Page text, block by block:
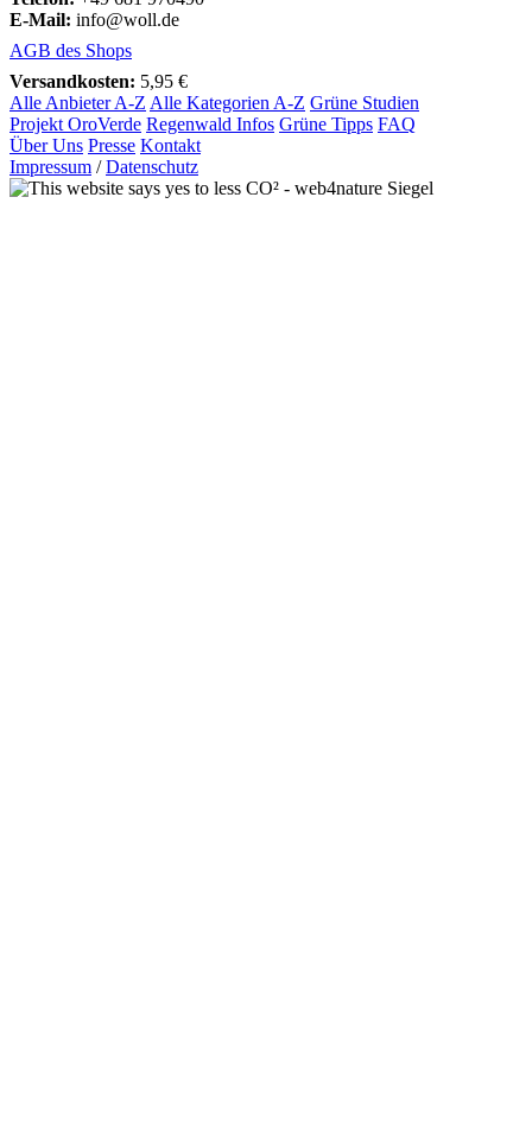
E-Mail: info@woll.de
AGB des Shops
Versandkosten: 5,95 €
Alle Anbieter A-Z Alle Kategorien A-Z Grüne Studien
Projekt OroVerde Regenwald Infos Grüne Tipps FAQ
Über Uns Presse Kontakt
Impressum /Datenschutz